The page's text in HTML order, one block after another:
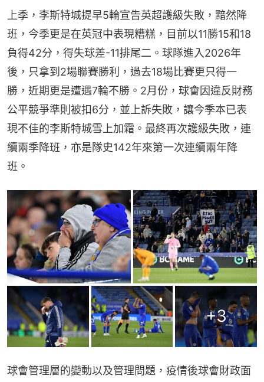
上季，李斯特城提早5輪宣告英超護級失敗，黯然降
班，今季更是在英冠中表現糟糕，目前以11勝15和18
負得42分，得失球差-11排尾二。球隊進入2026年
後，只拿到2場聯賽勝利，過去18場比賽更只得一
勝，近期更是遭遇7輪不勝。2月份，球會因違反財務
公平競爭準則被扣6分，並上訴失敗，讓今季本已表
現不佳的李斯特城雪上加霜。最終再次護級失敗，連
續兩季降班，亦是隊史142年來第一次連續兩年降
班。
+3
球會管理層的變動以及管理問題，疫情後球會財政面